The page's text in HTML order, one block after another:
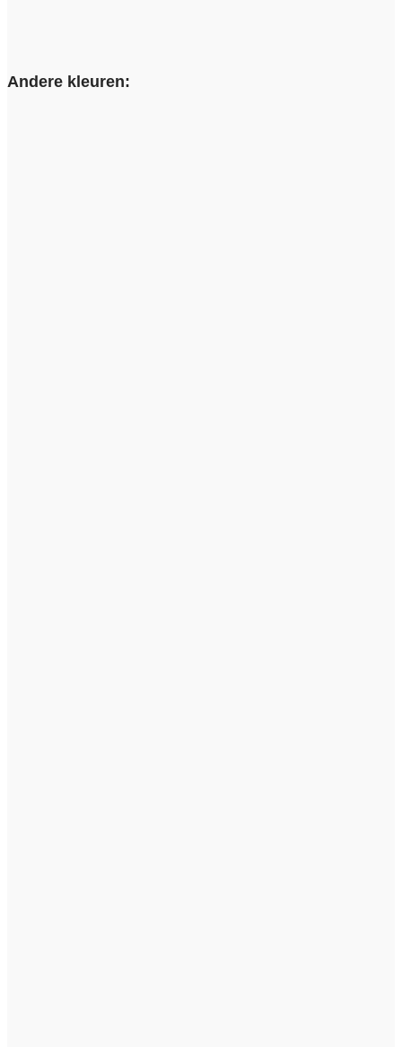
Andere kleuren: